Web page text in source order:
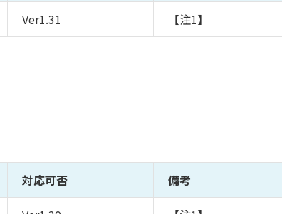
Ver1.31 【注1】
対応可否 備考